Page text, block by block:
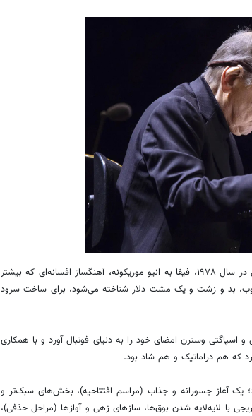
برای گرامیداشت میزبانی اولین جام جهانی آرژانتین در سال ۱۹۷۸، فیفا به انیو موریکونه، آهنگساز افسانه‌ای که بیشتر
بد و زشت و یک مشت دلار شناخته می‌شود، برای ساخت سرود
و اسپاگتی وسترن امضای خود را به دنیای فوتبال آورد و با همکاری
که هم دراماتیک و هم شاد بود.
یک آغاز جسورانه و جذاب (مراسم افتتاحیه)، بخش‌های سبک‌تر و
با لایه‌لایه شدن بوق‌ها، سازهای زهی و آوازها (مراحل حذفی)،